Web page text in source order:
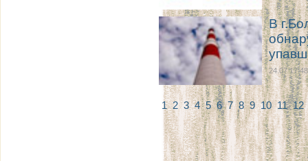
В
24.07 17:48
123456789101112